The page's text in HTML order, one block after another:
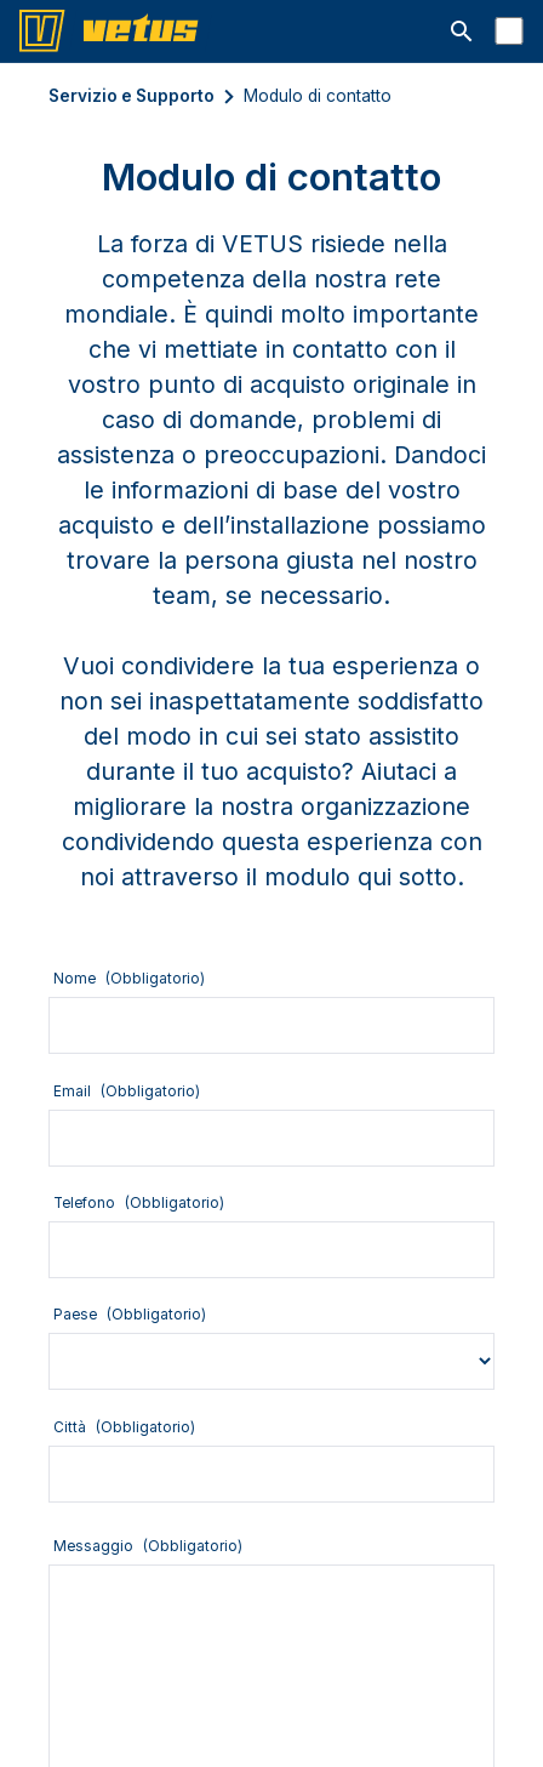
Aprire la
Servizio e Supporto Modulo di contatto
Modulo di contatto
La forza di VETUS risiede nella
competenza della nostra rete
mondiale. È quindi molto importante
che vi mettiate in contatto con il
vostro punto di acquisto originale in
caso di domande, problemi di
assistenza o preoccupazioni. Dandoci
le informazioni di base del vostro
acquisto e dell’installazione possiamo
trovare la persona giusta nel nostro
team, se necessario.
Vuoi condividere la tua esperienza o
non sei inaspettatamente soddisfatto
del modo in cui sei stato assistito
durante il tuo acquisto? Aiutaci a
migliorare la nostra organizzazione
condividendo questa esperienza con
noi attraverso il modulo qui sotto.
Nome (Obbligatorio)
Email (Obbligatorio)
Telefono (Obbligatorio)
Paese (Obbligatorio)
Città (Obbligatorio)
Messaggio (Obbligatorio)